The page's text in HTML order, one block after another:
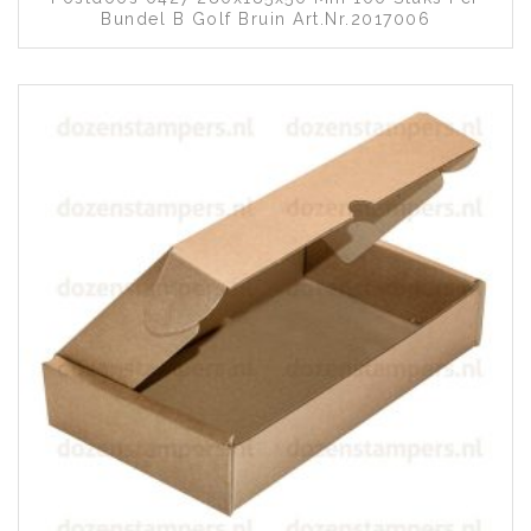
Bundel B Golf Bruin Art.nr.2017006